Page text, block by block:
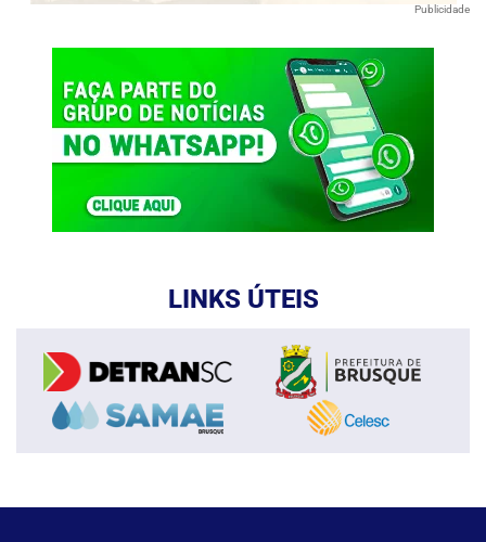
Publicidade
LINKS ÚTEIS